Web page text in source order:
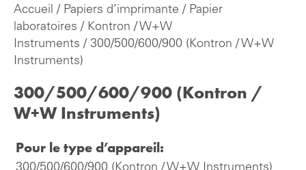
Accueil / Papiers d’imprimante / Papier
laboratoires / Kontron / W+W
Instruments / 300/500/600/900 (Kontron / W+W
Instruments)
300/500/600/900 (Kontron /
W+W Instruments)
Pour le type d’appareil: